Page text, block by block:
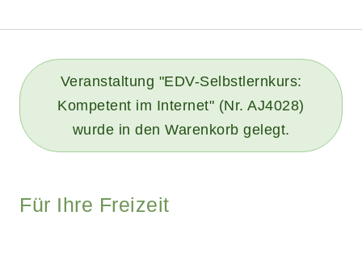
Veranstaltung "EDV-Selbstlernkurs:
Kompetent im Internet" (Nr. AJ4028)
wurde in den Warenkorb gelegt.
Für Ihre Freizeit